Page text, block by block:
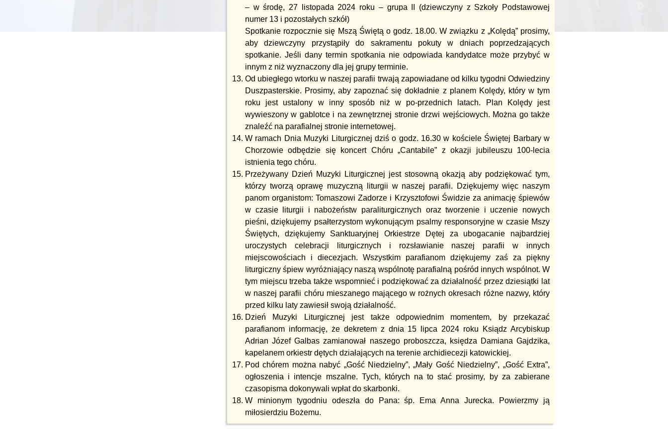
– w środę, 27 listopada 2024 roku – grupa II (dziewczyny z Szkoły Podstawowej
numer 13 i pozostałych szkół)
Spotkanie rozpocznie się Mszą Świętą o godz. 18.00. W związku z „Kolędą” prosimy,
aby dziewczyny przystąpiły do sakramentu pokuty w dniach poprzedzających
spotkanie. Jeśli dany termin spotkania nie odpowiada kandydatce może przybyć w
innym z niż wyznaczony dla jej grupy terminie.
Od ubiegłego wtorku w naszej parafii trwają zapowiadane od kilku tygodni Odwiedziny
Duszpasterskie. Prosimy, aby zapoznać się dokładnie z planem Kolędy, który w tym
roku jest ustalony w inny sposób niż w po-przednich latach. Plan Kolędy jest
wywieszony w gablotce i na zewnętrznej stronie drzwi wejściowych. Można go także
znaleźć na parafialnej stronie internetowej.
W ramach Dnia Muzyki Liturgicznej dziś o godz. 16.30 w kościele Świętej Barbary w
Chorzowie odbędzie się koncert Chóru „Cantabile” z okazji jubileuszu 100-lecia
istnienia tego chóru.
Przeżywany Dzień Muzyki Liturgicznej jest stosowną okazją aby podziękować tym,
którzy tworzą oprawę muzyczną liturgii w naszej parafii. Dziękujemy więc naszym
panom organistom: Tomaszowi Zadorze i Krzysztofowi Świdzie za animację śpiewów
w czasie liturgii i nabożeństw paraliturgicznych oraz tworzenie i uczenie nowych
pieśni, dziękujemy psałterzystom wykonującym psalmy responsoryjne w czasie Mszy
Świętych, dziękujemy Sanktuaryjnej Orkiestrze Dętej za ubogacanie najbardziej
uroczystych celebracji liturgicznych i rozsławianie naszej parafii w innych
miejscowościach i diecezjach. Wszystkim parafianom dziękujemy zaś za piękny
liturgiczny śpiew wyróżniający naszą wspólnotę parafialną pośród innych wspólnot. W
tym miejscu trzeba także wspomnieć i podziękować za działalność przez dziesiątki lat
w naszej parafii chóru mieszanego mającego w rożnych okresach różne nazwy, który
przed kilku laty zawiesił swoją działalność.
Dzień Muzyki Liturgicznej jest także odpowiednim momentem, by przekazać
parafianom informację, że dekretem z dnia 15 lipca 2024 roku Ksiądz Arcybiskup
Adrian Józef Galbas zamianował naszego proboszcza, księdza Damiana Gajdzika,
kapelanem orkiestr dętych działających na terenie archidiecezji katowickiej.
Pod chórem można nabyć „Gość Niedzielny”, „Mały Gość Niedzielny”, „Gość Extra”,
ogłoszenia i intencje mszalne. Tych, których na to stać prosimy, by za zabierane
czasopisma dokonywali wpłat do skarbonki.
W minionym tygodniu odeszła do Pana: śp. Ema Anna Jurecka. Powierzmy ją
miłosierdziu Bożemu.